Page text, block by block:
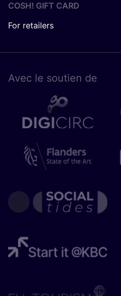
COSH! GIFT CARD
For retailers
Avec le sou­tien de